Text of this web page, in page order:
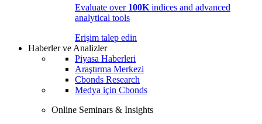
Evaluate over 100K indices and advanced
analytical tools
Erişim talep edin
Haberler ve Analizler
Piyasa Haberleri
Araştırma Merkezi
Cbonds Research
Medya için Cbonds
Online Seminars & Insights